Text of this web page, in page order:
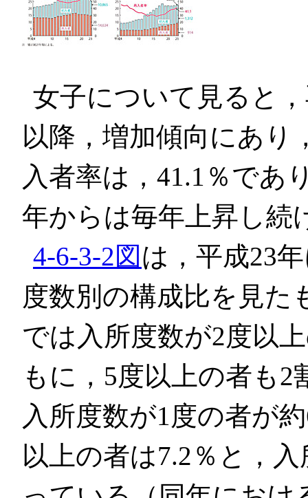
女子について見ると
以降，増加傾向にあり
入者率は，41.1％であ
年からは毎年上昇し続
4-6-3-2図は，平成23
度数別の構成比を見た
では入所度数が2度以
もに，5度以上の者も
入所度数が1度の者が
以上の者は7.2％と，